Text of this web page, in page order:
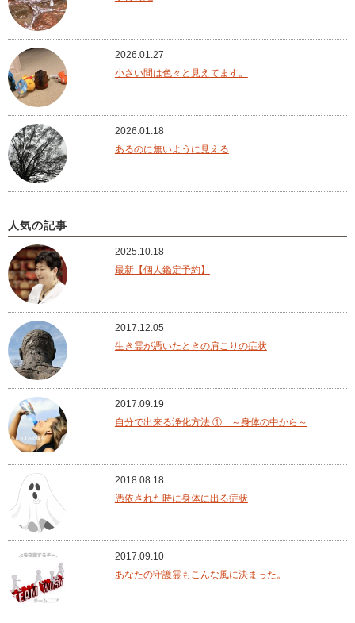
2026.01.27
小さい間は色々と見えてます。
2026.01.18
あるのに無いように見える
人気の記事
2025.10.18
最新【個人鑑定予約】
2017.12.05
生き霊が憑いたときの肩こりの症状
2017.09.19
自分で出来る浄化方法 ① ～身体の中から～
2018.08.18
憑依された時に身体に出る症状
2017.09.10
あなたの守護霊もこんな風に決まった。